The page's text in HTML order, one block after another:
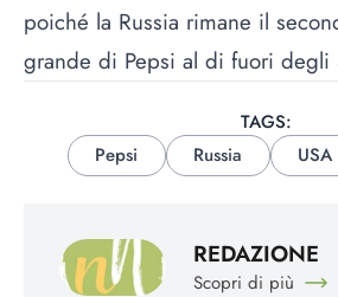
poiché la Russia rimane il
grande di Pepsi al di fuori degli
TAGS:
Pepsi
Russia USA
REDAZIONE
Scopri di più